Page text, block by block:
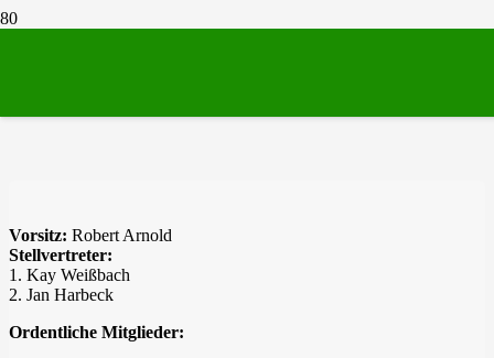
Vorsitz: Robert Arnold
Stellvertreter:
1. Kay Weißbach
2. Jan Harbeck
Ordentliche Mitglieder: